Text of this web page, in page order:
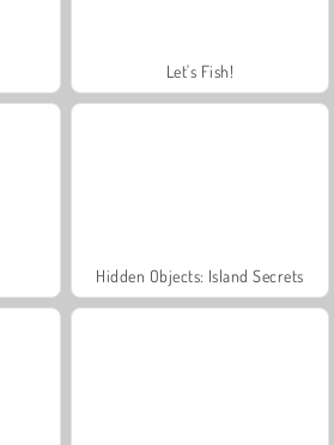
Let's Fish!
Hidden Objects: Island Secrets